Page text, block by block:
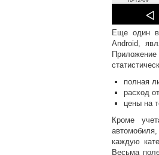
Еще один
Android,
полная
расход
цены на
Кроме
каждую
Весьма